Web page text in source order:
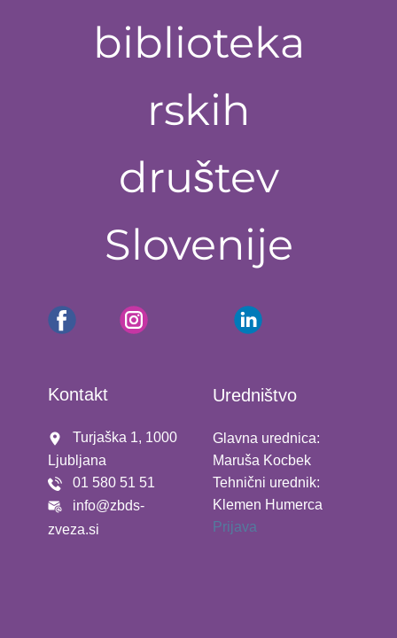
biblioteka
rskih
društev
Slovenije
Kontakt
​ Turjaška 1, 1000
Ljubljana
01 580 51 51
info@zbds-
zveza.si
Uredništvo
Glavna urednica:
Maruša Kocbek
Tehnični urednik:
Klemen Humerca
Prijava